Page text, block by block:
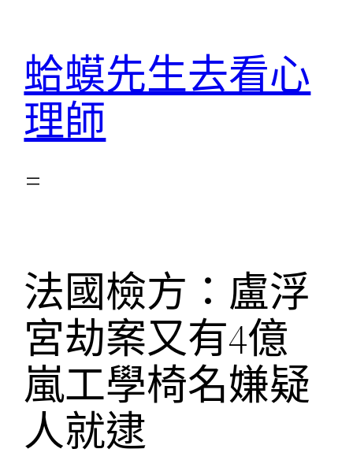
蛤蟆先生去看心
理師
法國檢方：盧浮
宮劫案又有4億
嵐工學椅名嫌疑
人就逮